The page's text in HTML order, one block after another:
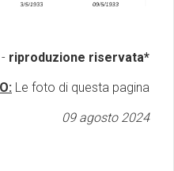
riproduzione riservata*
Le foto di questa pagina
09 agosto 2024